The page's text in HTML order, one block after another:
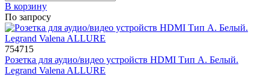
В корзинy
По запросу
754715
Розетка для аудио/видео устройств HDMI Тип А. Белый.
Legrand Valena ALLURE